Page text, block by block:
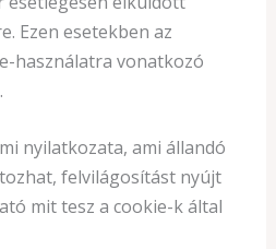
Ezen esetekben az
használatra vonatkozó
nyilatkozata, ami állandó
felvilágosítást nyújt
mit tesz a cookie-k által